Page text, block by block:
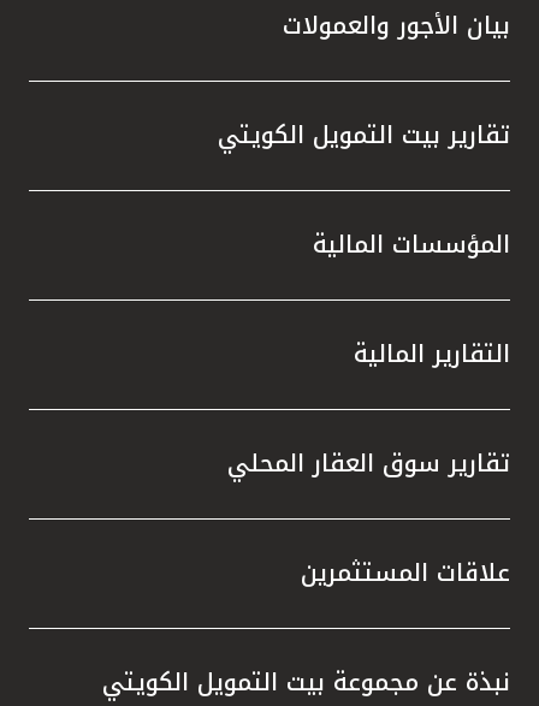
بيان الأجور والعمولات
تقارير بيت التمويل الكويتي
المؤسسات المالية
التقارير المالية
تقارير سوق العقار المحلي
علاقات المستثمرين
نبذة عن مجموعة بيت التمويل الكويتي